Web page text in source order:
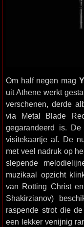
Om half negen mag
uit Athene werkt
verschenen, derde
via Metal Blade
gegarandeerd is.
visitekaartje af. De
met veel nadruk op
slepende
muzikaal opzicht
van Rotting Christ en
Shakirzianov)
raspende strot die
een lekker venijnig